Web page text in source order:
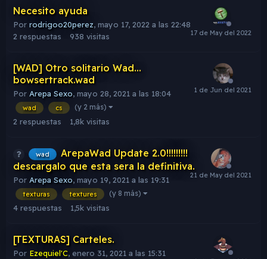
Necesito ayuda
Por rodrigoo20perez, mayo 17, 2022 a las 22:48
2 respuestas 938 visitas
[WAD] Otro solitario Wad...
bowsertrack.wad
Por Arepa Sexo, mayo 28, 2021 a las 18:04
wad cs (y 2 más)
2 respuestas 1,8k visitas
wad
ArepaWad Update 2.0!!!!!!!!!
descargalo que esta sera la definitiva.
Por Arepa Sexo, mayo 19, 2021 a las 19:31
texturas textures (y 8 más)
4 respuestas 1,5k visitas
[TEXTURAS] Carteles.
Por Ezequiel'C, enero 31, 2021 a las 15:31